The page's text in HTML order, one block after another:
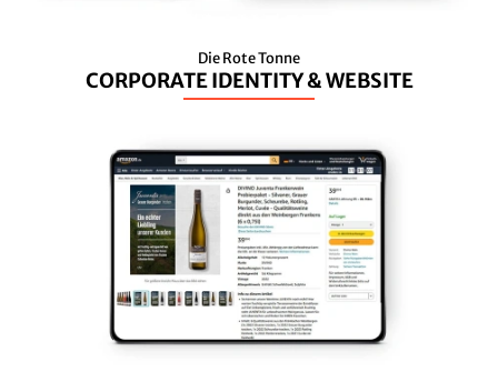
Die Rote Tonne
CORPORATE IDENTITY & WEBSITE